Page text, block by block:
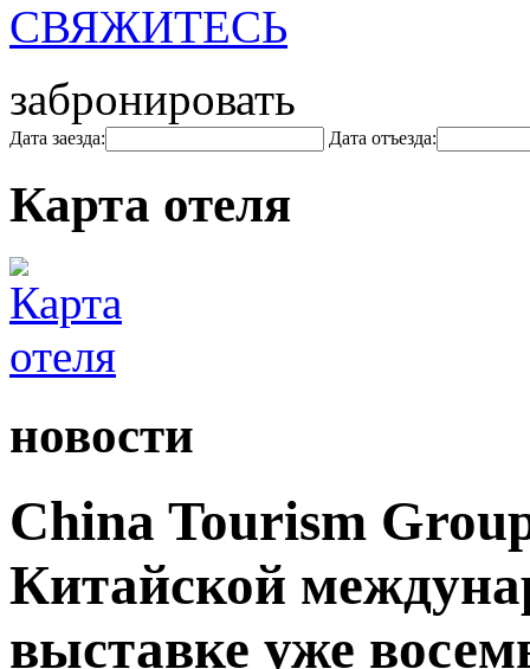
СВЯЖИТЕСЬ
забронировать
Дата заезда: Дата отъезда:
Карта отеля
новости
China Tourism
Китайской
выставке уже